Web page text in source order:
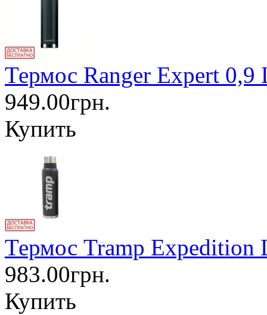
Термос Ranger Expert
949.00грн.
Купить
Термос Tramp Expedition
983.00грн.
Купить